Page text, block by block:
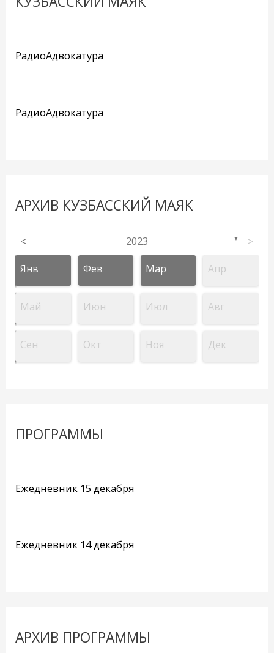
РадиоАдвокатура
РадиоАдвокатура
АРХИВ КУЗБАССКИЙ МАЯК
< 2023 ▼ >
Янв Фев Мар Апр
Май Июн Июл Авг
Сен Окт Ноя Дек
ПРОГРАММЫ
Ежедневник 15 декабря
Ежедневник 14 декабря
АРХИВ ПРОГРАММЫ